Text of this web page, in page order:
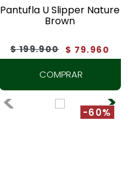
Pantufla U Slipper Nature
Brown
$ 199.900 $ 79.960
COMPRAR
-60%